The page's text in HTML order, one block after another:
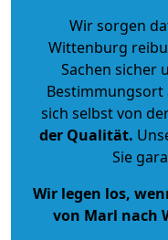
Wir sorgen
Wittenburg
Sachen sicher
Bestimmungsort
sich selbst von
der Qualität.
Sie
Wir legen los,
von Marl nach